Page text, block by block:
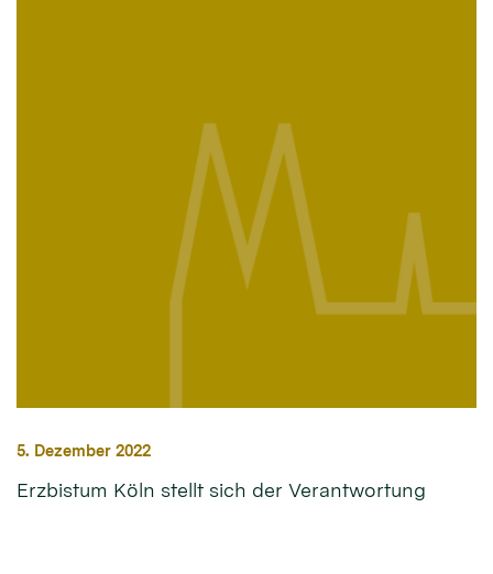
5. Dezember 2022
Erzbistum Köln stellt sich der Verantwortung